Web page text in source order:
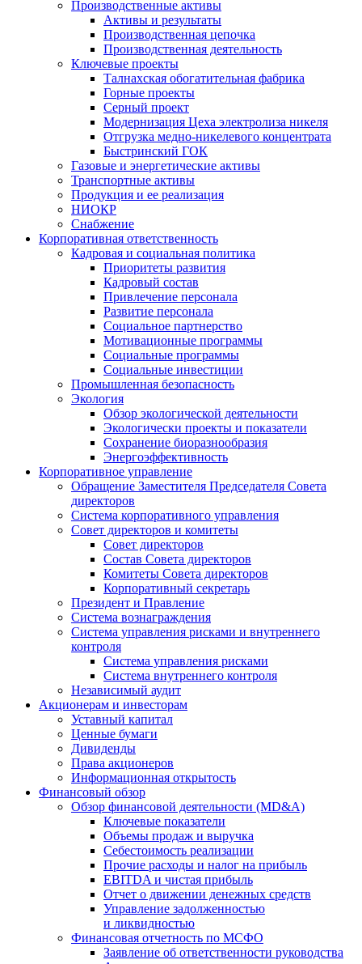
Производственные активы
Активы и результаты
Производственная цепочка
Производственная деятельность
Ключевые проекты
Талнахская обогатительная фабрика
Горные проекты
Серный проект
Модернизация Цеха электролиза никеля
Отгрузка медно-никелевого концентрата
Быстринский ГОК
Газовые и энергетические активы
Транспортные активы
Продукция и ее реализация
НИОКР
Снабжение
Корпоративная ответственность
Кадровая и социальная политика
Приоритеты развития
Кадровый состав
Привлечение персонала
Развитие персонала
Социальное партнерство
Мотивационные программы
Социальные программы
Социальные инвестиции
Промышленная безопасность
Экология
Обзор экологической деятельности
Экологически проекты и показатели
Сохранение биоразнообразия
Энергоэффективность
Корпоративное управление
Обращение Заместителя Председателя Совета
директоров
Система корпоративного управления
Совет директоров и комитеты
Совет директоров
Состав Совета директоров
Комитеты Совета директоров
Корпоративный секретарь
Президент и Правление
Система вознаграждения
Система управления рисками и внутреннего
контроля
Система управления рисками
Система внутреннего контроля
Независимый аудит
Акционерам и инвесторам
Уставный капитал
Ценные бумаги
Дивиденды
Права акционеров
Информационная открытость
Финансовый обзор
Обзор финансовой деятельности (MD&A)
Ключевые показатели
Объемы продаж и выручка
Себестоимость реализации
Прочие расходы и налог на прибыль
EBITDA и чистая прибыль
Отчет о движении денежных средств
Управление задолженностью
и ликвидностью
Финансовая отчетность по МСФО
Заявление об ответственности руководства